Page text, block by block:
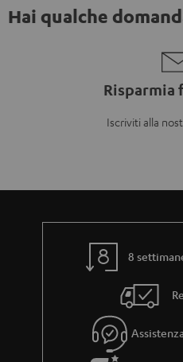
Hai qualche
Risparmia
Iscriviti alla
8